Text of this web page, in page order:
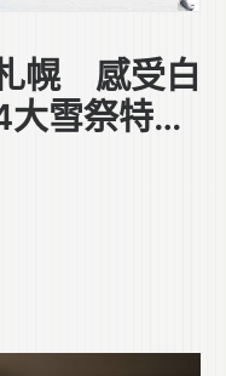
幌 感受白
雪祭特色